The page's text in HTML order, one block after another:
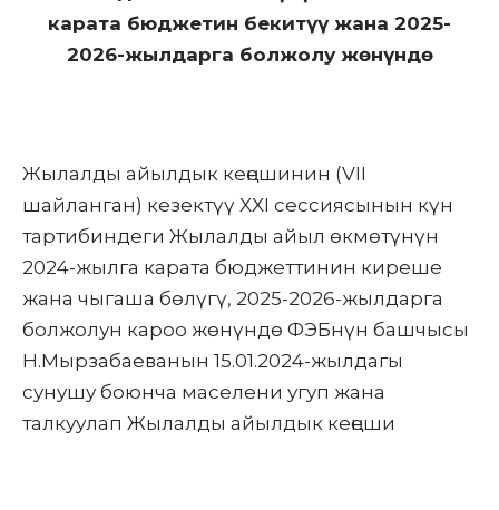
карата бюджетин бекитүү жана 2025-
2026-жылдарга болжолу жөнүндө
Жылалды айылдык кеңешинин (VII
шайланган) кезектүү XXI сессиясынын күн
тартибиндеги Жылалды айыл өкмөтүнүн
2024-жылга карата бюджеттинин киреше
жана чыгаша бөлүгү, 2025-2026-жылдарга
болжолун кароо жөнүндө ФЭБнүн башчысы
Н.Мырзабаеванын 15.01.2024-жылдагы
сунушу боюнча маселени угуп жана
талкуулап Жылалды айылдык кеңеши